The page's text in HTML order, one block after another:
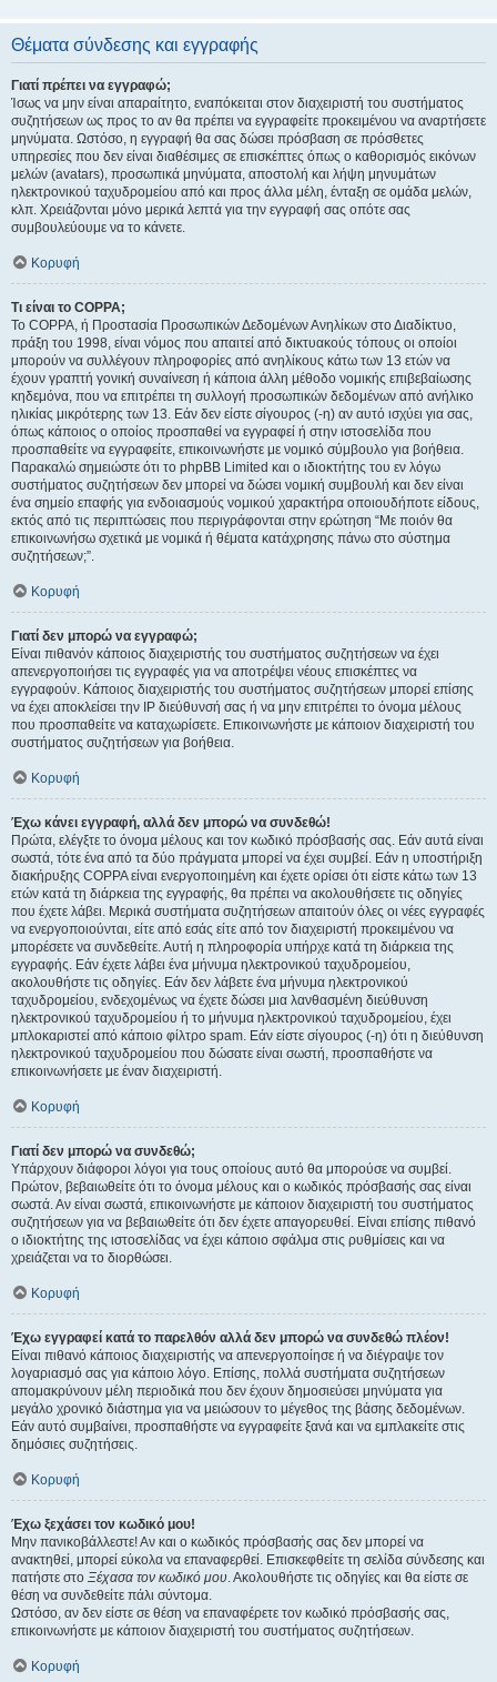
Θέματα σύνδεσης και εγγραφής
Γιατί πρέπει να εγγραφώ;
Ίσως να μην είναι απαραίτητο, εναπόκειται στον διαχειριστή του συστήματος
συζητήσεων ως προς το αν θα πρέπει να εγγραφείτε προκειμένου να αναρτήσετε
μηνύματα. Ωστόσο, η εγγραφή θα σας δώσει πρόσβαση σε πρόσθετες
υπηρεσίες που δεν είναι διαθέσιμες σε επισκέπτες όπως ο καθορισμός εικόνων
μελών (avatars), προσωπικά μηνύματα, αποστολή και λήψη μηνυμάτων
ηλεκτρονικού ταχυδρομείου από και προς άλλα μέλη, ένταξη σε ομάδα μελών,
κλπ. Χρειάζονται μόνο μερικά λεπτά για την εγγραφή σας οπότε σας
συμβουλεύουμε να το κάνετε.
Κορυφή
Τι είναι το COPPA;
Το COPPA, ή Προστασία Προσωπικών Δεδομένων Ανηλίκων στο Διαδίκτυο,
πράξη του 1998, είναι νόμος που απαιτεί από δικτυακούς τόπους οι οποίοι
μπορούν να συλλέγουν πληροφορίες από ανηλίκους κάτω των 13 ετών να
έχουν γραπτή γονική συναίνεση ή κάποια άλλη μέθοδο νομικής επιβεβαίωσης
κηδεμόνα, που να επιτρέπει τη συλλογή προσωπικών δεδομένων από ανήλικο
ηλικίας μικρότερης των 13. Εάν δεν είστε σίγουρος (-η) αν αυτό ισχύει για σας,
όπως κάποιος ο οποίος προσπαθεί να εγγραφεί ή στην ιστοσελίδα που
προσπαθείτε να εγγραφείτε, επικοινωνήστε με νομικό σύμβουλο για βοήθεια.
Παρακαλώ σημειώστε ότι το phpBB Limited και ο ιδιοκτήτης του εν λόγω
συστήματος συζητήσεων δεν μπορεί να δώσει νομική συμβουλή και δεν είναι
ένα σημείο επαφής για ενδοιασμούς νομικού χαρακτήρα οποιουδήποτε είδους,
εκτός από τις περιπτώσεις που περιγράφονται στην ερώτηση “Με ποιόν θα
επικοινωνήσω σχετικά με νομικά ή θέματα κατάχρησης πάνω στο σύστημα
συζητήσεων;”.
Κορυφή
Γιατί δεν μπορώ να εγγραφώ;
Είναι πιθανόν κάποιος διαχειριστής του συστήματος συζητήσεων να έχει
απενεργοποιήσει τις εγγραφές για να αποτρέψει νέους επισκέπτες να
εγγραφούν. Κάποιος διαχειριστής του συστήματος συζητήσεων μπορεί επίσης
να έχει αποκλείσει την IP διεύθυνσή σας ή να μην επιτρέπει το όνομα μέλους
που προσπαθείτε να καταχωρίσετε. Επικοινωνήστε με κάποιον διαχειριστή του
συστήματος συζητήσεων για βοήθεια.
Κορυφή
Έχω κάνει εγγραφή, αλλά δεν μπορώ να συνδεθώ!
Πρώτα, ελέγξτε το όνομα μέλους και τον κωδικό πρόσβασής σας. Εάν αυτά είναι
σωστά, τότε ένα από τα δύο πράγματα μπορεί να έχει συμβεί. Εάν η υποστήριξη
διακήρυξης COPPA είναι ενεργοποιημένη και έχετε ορίσει ότι είστε κάτω των 13
ετών κατά τη διάρκεια της εγγραφής, θα πρέπει να ακολουθήσετε τις οδηγίες
που έχετε λάβει. Μερικά συστήματα συζητήσεων απαιτούν όλες οι νέες εγγραφές
να ενεργοποιούνται, είτε από εσάς είτε από τον διαχειριστή προκειμένου να
μπορέσετε να συνδεθείτε. Αυτή η πληροφορία υπήρχε κατά τη διάρκεια της
εγγραφής. Εάν έχετε λάβει ένα μήνυμα ηλεκτρονικού ταχυδρομείου,
ακολουθήστε τις οδηγίες. Εάν δεν λάβετε ένα μήνυμα ηλεκτρονικού
ταχυδρομείου, ενδεχομένως να έχετε δώσει μια λανθασμένη διεύθυνση
ηλεκτρονικού ταχυδρομείου ή το μήνυμα ηλεκτρονικού ταχυδρομείου, έχει
μπλοκαριστεί από κάποιο φίλτρο spam. Εάν είστε σίγουρος (-η) ότι η διεύθυνση
ηλεκτρονικού ταχυδρομείου που δώσατε είναι σωστή, προσπαθήστε να
επικοινωνήσετε με έναν διαχειριστή.
Κορυφή
Γιατί δεν μπορώ να συνδεθώ;
Υπάρχουν διάφοροι λόγοι για τους οποίους αυτό θα μπορούσε να συμβεί.
Πρώτον, βεβαιωθείτε ότι το όνομα μέλους και ο κωδικός πρόσβασής σας είναι
σωστά. Αν είναι σωστά, επικοινωνήστε με κάποιον διαχειριστή του συστήματος
συζητήσεων για να βεβαιωθείτε ότι δεν έχετε απαγορευθεί. Είναι επίσης πιθανό
ο ιδιοκτήτης της ιστοσελίδας να έχει κάποιο σφάλμα στις ρυθμίσεις και να
χρειάζεται να το διορθώσει.
Κορυφή
Έχω εγγραφεί κατά το παρελθόν αλλά δεν μπορώ να συνδεθώ πλέον!
Είναι πιθανό κάποιος διαχειριστής να απενεργοποίησε ή να διέγραψε τον
λογαριασμό σας για κάποιο λόγο. Επίσης, πολλά συστήματα συζητήσεων
απομακρύνουν μέλη περιοδικά που δεν έχουν δημοσιεύσει μηνύματα για
μεγάλο χρονικό διάστημα για να μειώσουν το μέγεθος της βάσης δεδομένων.
Εάν αυτό συμβαίνει, προσπαθήστε να εγγραφείτε ξανά και να εμπλακείτε στις
δημόσιες συζητήσεις.
Κορυφή
Έχω ξεχάσει τον κωδικό μου!
Μην πανικοβάλλεστε! Αν και ο κωδικός πρόσβασής σας δεν μπορεί να
ανακτηθεί, μπορεί εύκολα να επαναφερθεί. Επισκεφθείτε τη σελίδα σύνδεσης και
πατήστε στο Ξέχασα τον κωδικό μου. Ακολουθήστε τις οδηγίες και θα είστε σε
θέση να συνδεθείτε πάλι σύντομα.
Ωστόσο, αν δεν είστε σε θέση να επαναφέρετε τον κωδικό πρόσβασής σας,
επικοινωνήστε με κάποιον διαχειριστή του συστήματος συζητήσεων.
Κορυφή